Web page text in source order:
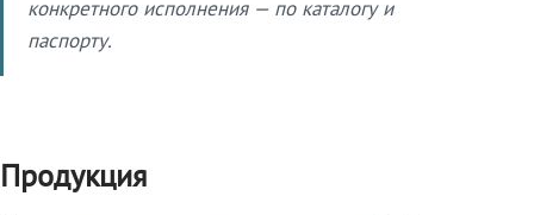
конкретного исполнения — по каталогу и
паспорту.
Продукция